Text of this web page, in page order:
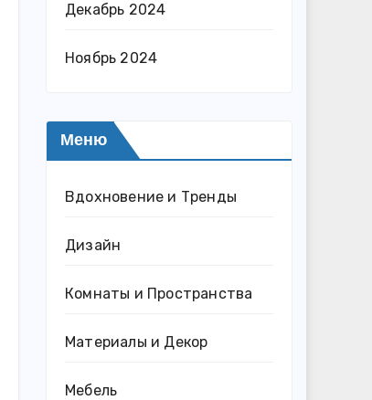
Декабрь 2024
Ноябрь 2024
Меню
Вдохновение и Тренды
Дизайн
Комнаты и Пространства
Материалы и Декор
Мебель